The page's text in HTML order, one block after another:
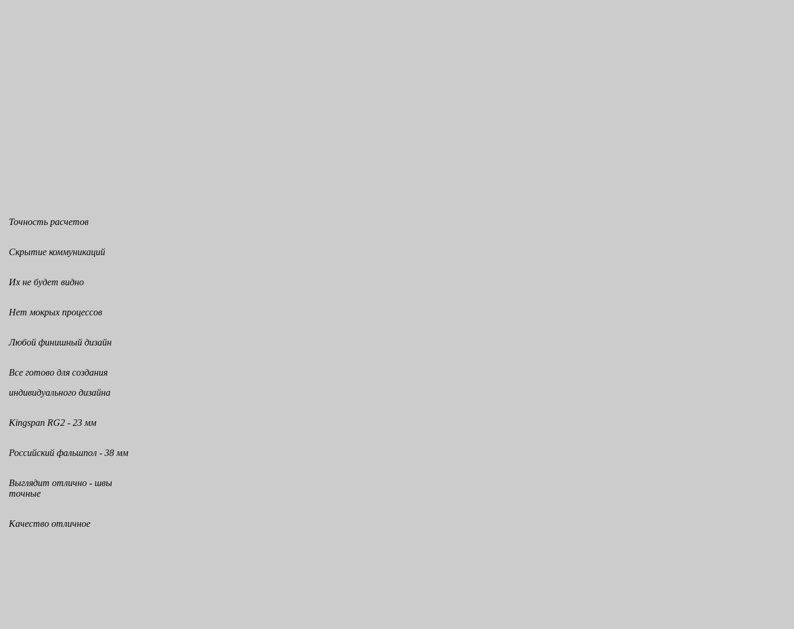
Точность расчетов
Скрытие коммуникаций
Их не будет видно
Нет мокрых процессов
Любой финишный дизайн
Все готово для создания
индивидуального дизайна
Kingspan RG2 - 23 мм
Российский фальшпол - 38 мм
Выглядит отлично - швы
точные
Качество отличное